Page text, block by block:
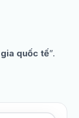
quốc tế”.